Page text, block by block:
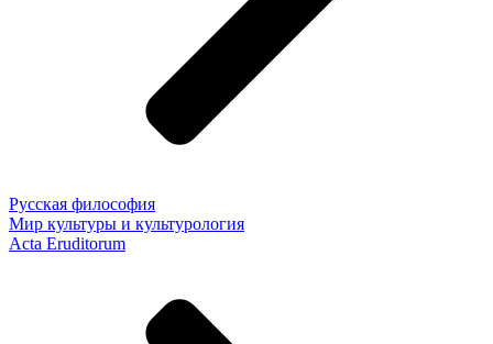
Русская философия
Мир культуры и культурология
Acta Eruditorum